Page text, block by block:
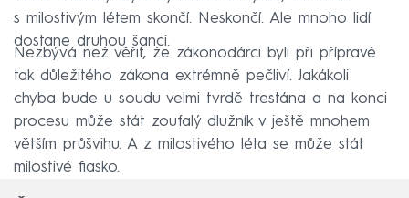
s milostivým létem skončí. Neskončí. Ale mnoho lidí
dostane druhou šanci.
Nezbývá než věřit, že zákonodárci byli při přípravě
tak důležitého zákona extrémně pečliví. Jakákoli
chyba bude u soudu velmi tvrdě trestána a na konci
procesu může stát zoufalý dlužník v ještě mnohem
větším průšvihu. A z milostivého léta se může stát
milostivé fiasko.